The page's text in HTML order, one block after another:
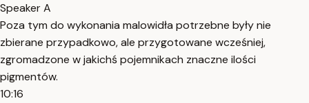
Speaker A
Poza tym do wykonania malowidła potrzebne były nie
zbierane przypadkowo, ale przygotowane wcześniej,
zgromadzone w jakichś pojemnikach znaczne ilości
pigmentów.
10:16